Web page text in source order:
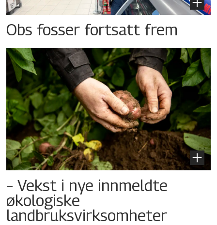
Obs fosser fortsatt frem
– Vekst i nye innmeldte
økologiske
landbruksvirksomheter